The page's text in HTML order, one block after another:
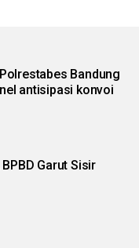
Bandung
antisipasi konvoi
Garut Sisir